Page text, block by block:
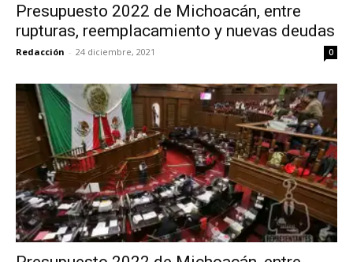
Presupuesto 2022 de Michoacán, entre
rupturas, reemplacamiento y nuevas deudas
Redacción - 24 diciembre, 2021 0